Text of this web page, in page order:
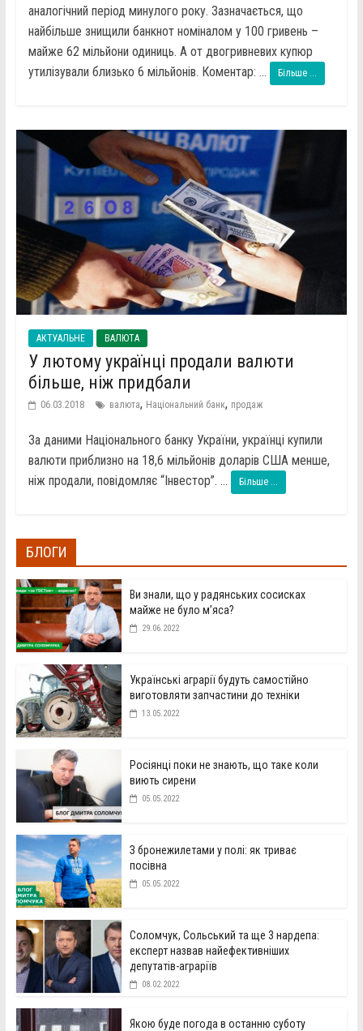
аналогічний період минулого року. Зазначається, що
найбільше знищили банкнот номіналом у 100 гривень –
майже 62 мільйони одиниць. А от двогривневих купюр
утилізували близько 6 мільйонів. Коментар: ...
Більше ...
АКТУАЛЬНЕ ВАЛЮТА
У лютому українці продали валюти
більше, ніж придбали
06.03.2018 валюта, Національний банк, продаж
За даними Національного банку України, українці купили
валюти приблизно на 18,6 мільйонів доларів США менше,
ніж продали, повідомляє “Інвестор”. ...
Більше ...
БЛОГИ
Ви знали, що у радянських сосисках
майже не було м’яса?
29.06.2022
Українські аграрії будуть самостійно
виготовляти запчастини до техніки
13.05.2022
Росіянці поки не знають, що таке коли
виють сирени
05.05.2022
З бронежилетами у полі: як триває
посівна
05.05.2022
Соломчук, Сольський та ще 3 нардепа:
експерт назвав найефективніших
депутатів-аграріїв
08.02.2022
Якою буде погода в останню суботу